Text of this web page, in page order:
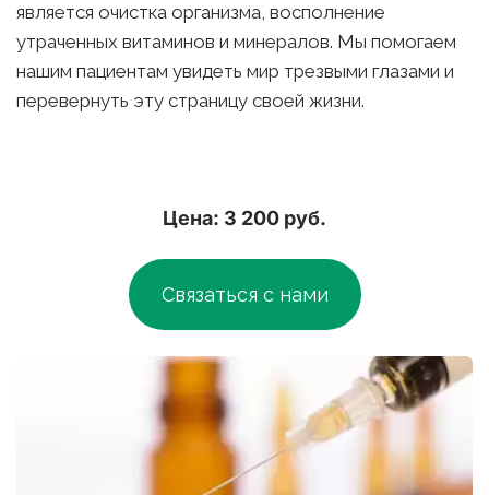
является очистка организма, восполнение
утраченных витаминов и минералов. Мы помогаем
нашим пациентам увидеть мир трезвыми глазами и
перевернуть эту страницу своей жизни.
Цена: 3 200 руб.
Связаться с нами